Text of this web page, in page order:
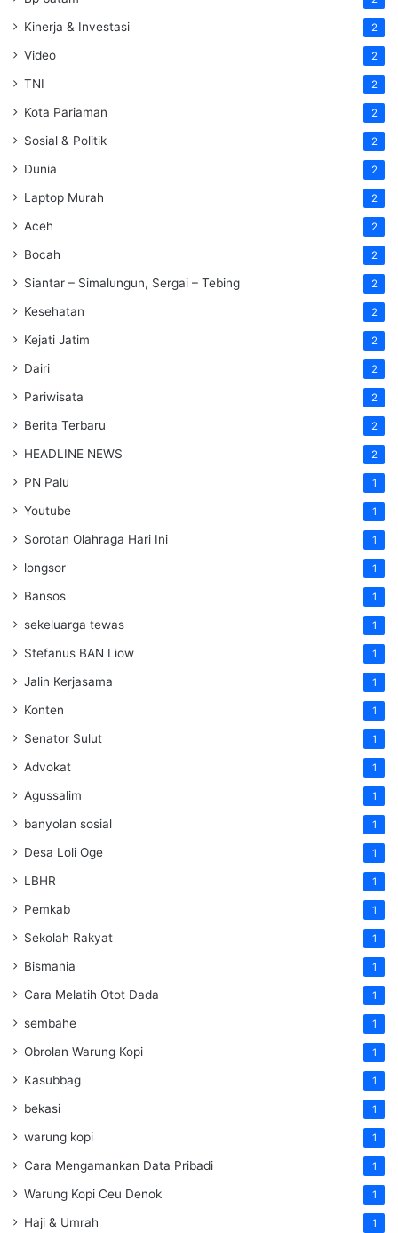
Kinerja & Investasi 2
Video 2
TNI 2
Kota Pariaman 2
Sosial & Politik 2
Dunia 2
Laptop Murah 2
Aceh 2
Bocah 2
Siantar – Simalungun, Sergai – Tebing 2
Kesehatan 2
Kejati Jatim 2
Dairi 2
Pariwisata 2
Berita Terbaru 2
HEADLINE NEWS 2
PN Palu 1
Youtube 1
Sorotan Olahraga Hari Ini 1
longsor 1
Bansos 1
sekeluarga tewas 1
Stefanus BAN Liow 1
Jalin Kerjasama 1
Konten 1
Senator Sulut 1
Advokat 1
Agussalim 1
banyolan sosial 1
Desa Loli Oge 1
LBHR 1
Pemkab 1
Sekolah Rakyat 1
Bismania 1
Cara Melatih Otot Dada 1
sembahe 1
Obrolan Warung Kopi 1
Kasubbag 1
bekasi 1
warung kopi 1
Cara Mengamankan Data Pribadi 1
Warung Kopi Ceu Denok 1
Haji & Umrah 1